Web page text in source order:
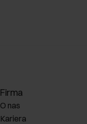
Firma
O nas
Kariera